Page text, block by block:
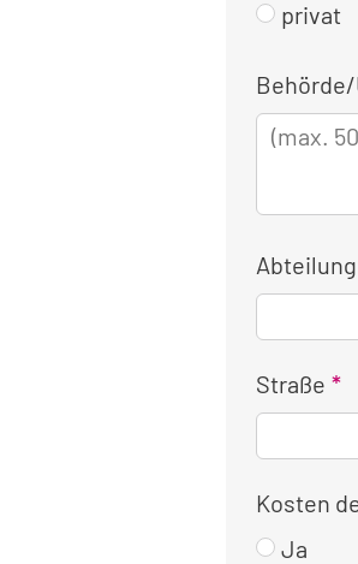
privat
für
die
Abteilung
Straße
Kosten
Ja